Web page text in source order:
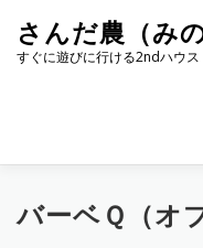
キ
さんだ農（み
すぐに遊びに行ける2ndハウス
バーベＱ（オ